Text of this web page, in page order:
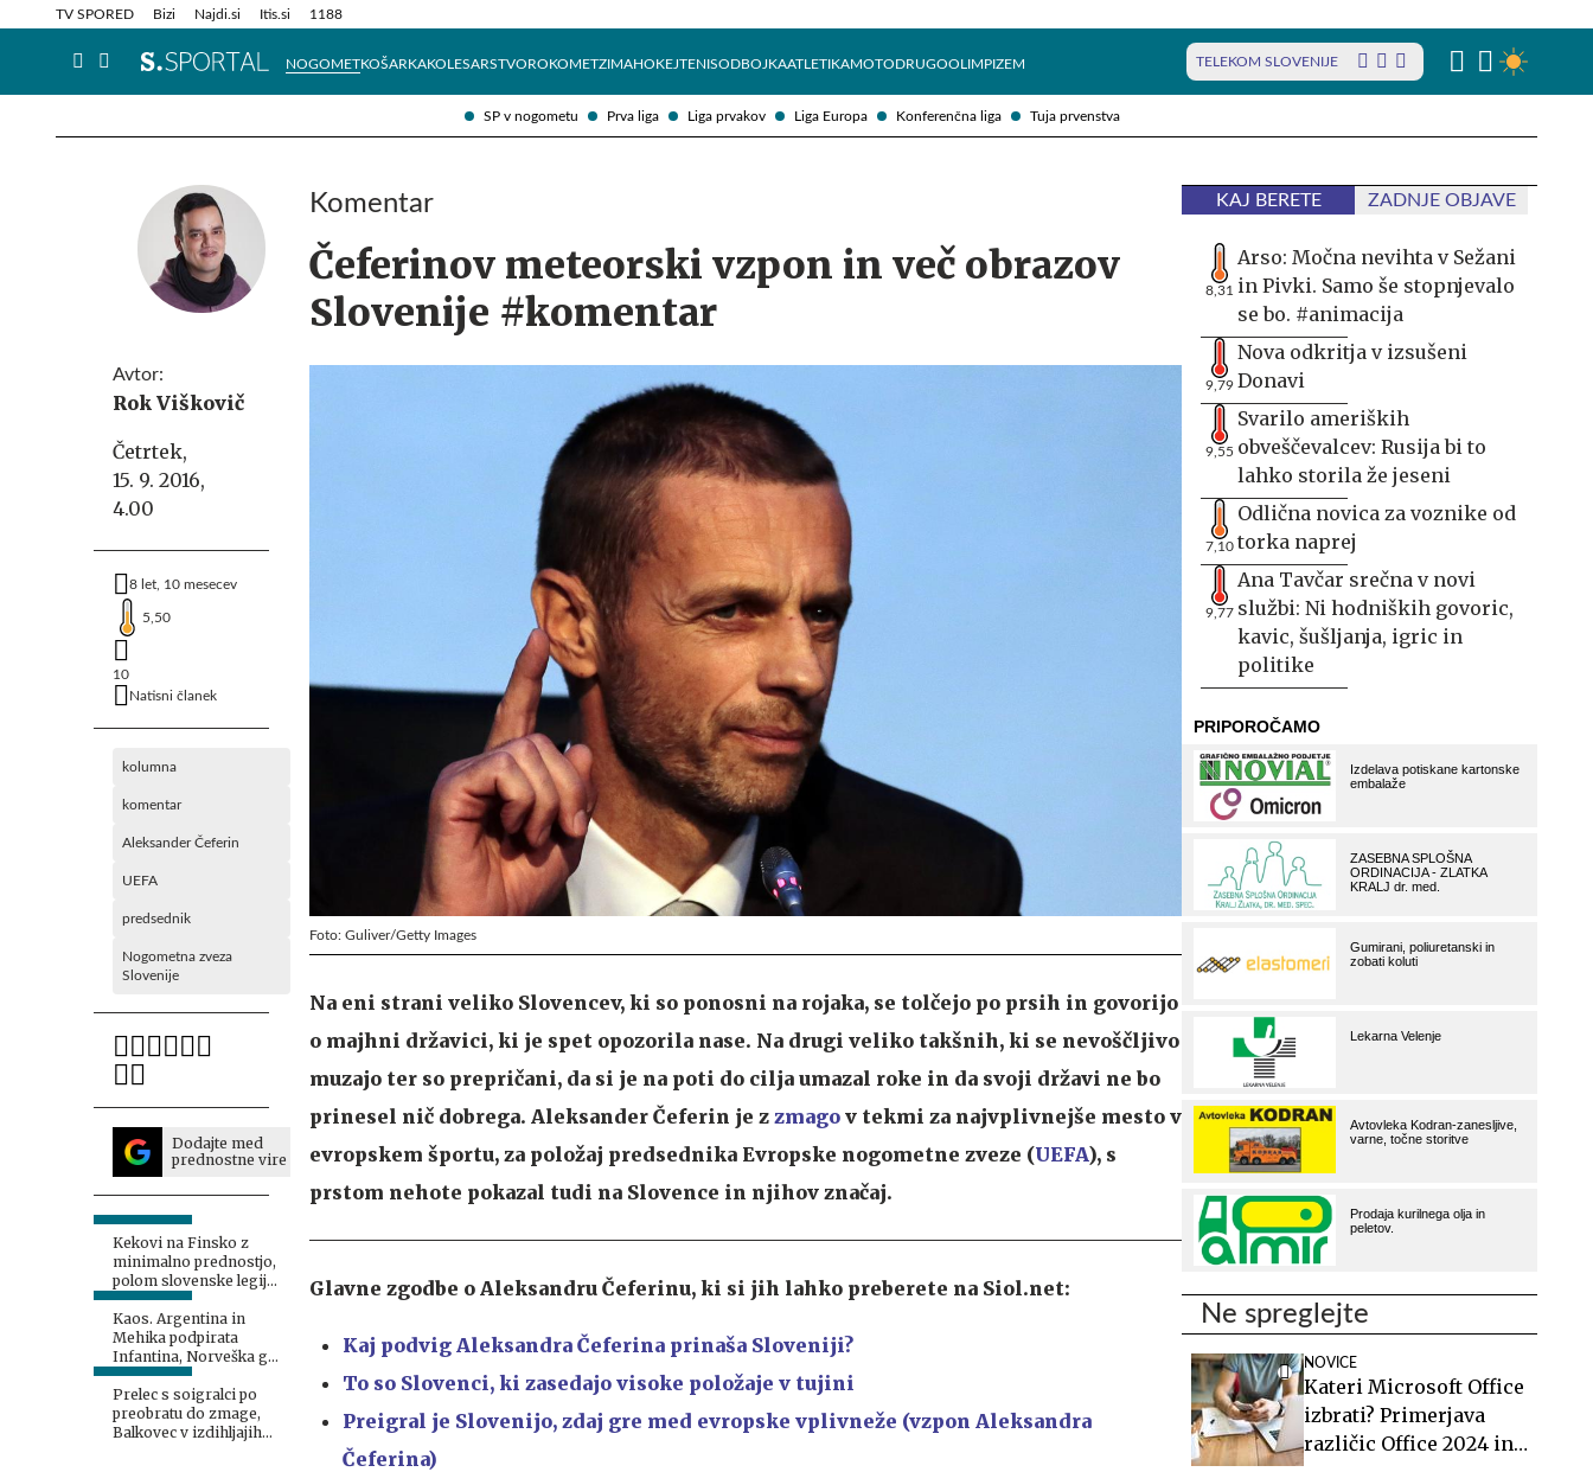
SP v nogometu Prva liga Liga prvakov Liga Europa Konferenčna liga Tuja prvenstva
TV SPORED Bizi Najdi.si Itis.si 1188
NOGOMETKOŠARKAKOLESARSTVOROKOMETZIMAHOKEJTENISODBOJKAATLETIKAMOTODRUGOOLIMPIZEM TELEKOM SLOVENIJE
Info in obvestila Tehnik
Avtor:
Rok Viškovič
Četrtek,
15. 9. 2016,
4.00
8 let, 10 mesecev
5,50
10
Natisni članek
kolumna
komentar
Aleksander Čeferin
UEFA
predsednik
Nogometna zveza
Slovenije
Dodajte med
prednostne vire
Kekovi na Finsko z
minimalno prednostjo,
polom slovenske legije
pri Twenteju
Kaos. Argentina in
Mehika podpirata
Infantina, Norveška ga
poziva k odstopu.
Prelec s soigralci po
preobratu do zmage,
Balkovec v izdihljajih
Komentar
Čeferinov meteorski vzpon in več obrazov
Slovenije #komentar
Foto: Guliver/Getty Images
Na eni strani veliko Slovencev, ki so ponosni na rojaka, se tolčejo po prsih in govorijo
o majhni državici, ki je spet opozorila nase. Na drugi veliko takšnih, ki se nevoščljivo
muzajo ter so prepričani, da si je na poti do cilja umazal roke in da svoji državi ne bo
prinesel nič dobrega. Aleksander Čeferin je z zmago v tekmi za najvplivnejše mesto v
evropskem športu, za položaj predsednika Evropske nogometne zveze (UEFA), s
prstom nehote pokazal tudi na Slovence in njihov značaj.
Glavne zgodbe o Aleksandru Čeferinu, ki si jih lahko preberete na Siol.net:
Kaj podvig Aleksandra Čeferina prinaša Sloveniji?
To so Slovenci, ki zasedajo visoke položaje v tujini
Preigral je Slovenijo, zdaj gre med evropske vplivneže (vzpon Aleksandra
Čeferina)
KAJ BERETE ZADNJE OBJAVE
8,31
Arso: Močna nevihta v Sežani
in Pivki. Samo še stopnjevalo
se bo. #animacija
9,79
Nova odkritja v izsušeni
Donavi
9,55
Svarilo ameriških
obveščevalcev: Rusija bi to
lahko storila že jeseni
7,10
Odlična novica za voznike od
torka naprej
9,77
Ana Tavčar srečna v novi
službi: Ni hodniških govoric,
kavic, šušljanja, igric in
politike
Ne spreglejte
NOVICE
Kateri Microsoft Office
izbrati? Primerjava
različic Office 2024 in